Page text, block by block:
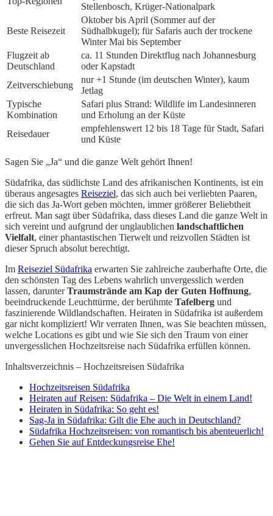
Stellenbosch, Krüger-Nationalpark
Beste Reisezeit
Oktober bis April (Sommer auf der
Südhalbkugel); für Safaris auch der trockene
Winter Mai bis September
Flugzeit ab
Deutschland
ca. 11 Stunden Direktflug nach Johannesburg
oder Kapstadt
Zeitverschiebung
nur +1 Stunde (im deutschen Winter), kaum
Jetlag
Typische
Kombination
Safari plus Strand: Wildlife im Landesinneren
und Erholung an der Küste
Reisedauer
empfehlenswert 12 bis 18 Tage für Stadt, Safari
und Küste
Sagen Sie „Ja“ und die ganze Welt gehört Ihnen!
Südafrika, das südlichste Land des afrikanischen Kontinents, ist ein
überaus angesagtes Reiseziel, das sich auch bei verliebten Paaren,
die sich das Ja-Wort geben möchten, immer größerer Beliebtheit
erfreut. Man sagt über Südafrika, dass dieses Land die ganze Welt in
sich vereint und aufgrund der unglaublichen landschaftlichen
Vielfalt, einer phantastischen Tierwelt und reizvollen Städten ist
dieser Spruch absolut berechtigt.
Im Reiseziel Südafrika erwarten Sie zahlreiche zauberhafte Orte, die
den schönsten Tag des Lebens wahrlich unvergesslich werden
lassen, darunterTraumstrände am Kap der Guten Hoffnung,
beeindruckende Leuchttürme, der berühmte Tafelberg und
faszinierende Wildlandschaften. Heiraten in Südafrika ist außerdem
gar nicht kompliziert! Wir verraten Ihnen, was Sie beachten müssen,
welche Locations es gibt und wie Sie sich den Traum von einer
unvergesslichen Hochzeitsreise nach Südafrika erfüllen können.
Inhaltsverzeichnis – Hochzeitsreisen Südafrika
Hochzeitsreisen Südafrika
Heiraten auf Reisen: Südafrika – Die Welt in einem Land!
Heiraten in Südafrika: So geht es!
Sag-Ja in Südafrika: Gilt die Ehe auch in Deutschland?
Südafrika Hochzeitsreisen: von romantisch bis abenteuerlich!
Gehen Sie auf Entdeckungsreise Ehe!